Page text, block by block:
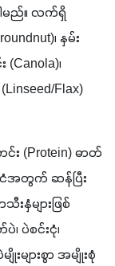
ါမည်။ လက်ရှိ
၊ နှမ်း
(Canola)၊
Flax)
င်း (Protein) ဓာတ်
င်ငံအတွက် ဆန်ပြီး
နှံများဖြစ်
၊ ပဲစင်းငုံ၊
များစွာ အမျိုးစုံ